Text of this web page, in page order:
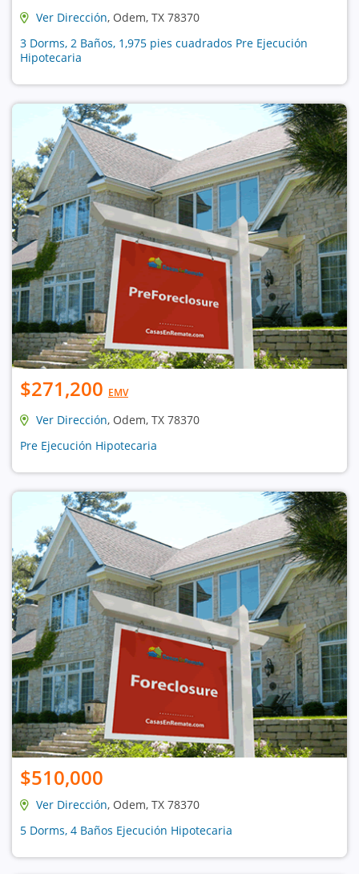
Ver Dirección, Odem, TX 78370
3 Dorms, 2 Baños, 1,975 pies cuadrados Pre Ejecución
Hipotecaria
$271,200 EMV
Ver Dirección, Odem, TX 78370
Pre Ejecución Hipotecaria
$510,000
Ver Dirección, Odem, TX 78370
5 Dorms, 4 Baños Ejecución Hipotecaria